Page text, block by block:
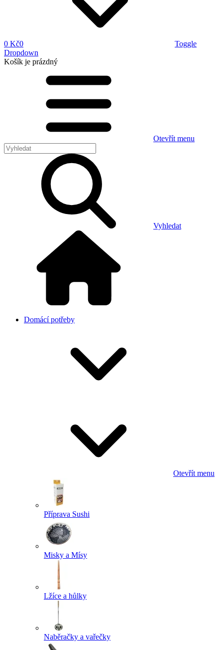
0 Kč0
Toggle
Dropdown
Košík je prázdný
Otevřít menu
Vyhledat
Domácí potřeby
Otevřít menu
Příprava Sushi
Misky a Mísy
Lžíce a hůlky
Naběračky a vařečky